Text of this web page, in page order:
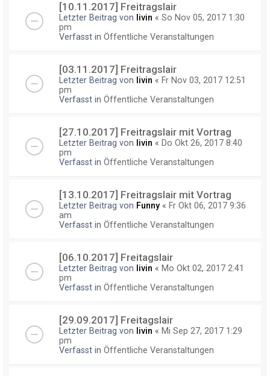
[10.11.2017] Freitragslair
Letzter Beitrag von livin « So Nov 05, 2017 1:30
pm
Verfasst in Öffentliche Veranstaltungen
[03.11.2017] Freitragslair
Letzter Beitrag von livin « Fr Nov 03, 2017 12:51
pm
Verfasst in Öffentliche Veranstaltungen
[27.10.2017] Freitragslair mit Vortrag
Letzter Beitrag von livin « Do Okt 26, 2017 8:40
pm
Verfasst in Öffentliche Veranstaltungen
[13.10.2017] Freitragslair mit Vortrag
Letzter Beitrag von Funny « Fr Okt 06, 2017 9:36
am
Verfasst in Öffentliche Veranstaltungen
[06.10.2017] Freitagslair
Letzter Beitrag von livin « Mo Okt 02, 2017 2:41
pm
Verfasst in Öffentliche Veranstaltungen
[29.09.2017] Freitagslair
Letzter Beitrag von livin « Mi Sep 27, 2017 1:29
pm
Verfasst in Öffentliche Veranstaltungen